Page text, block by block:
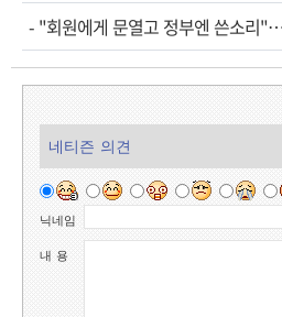
- "회원에게 문열고 정부엔 쓴소리
네티즌 의견
닉네임
내 용